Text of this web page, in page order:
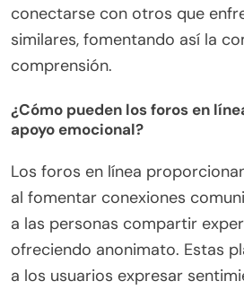
conectarse con otros que
similares, fomentando así la
comprensión.
¿Cómo pueden los foros en
apoyo emocional?
Los foros en línea
al fomentar conexiones
a las personas compartir
ofreciendo anonimato. Estas
a los usuarios expresar